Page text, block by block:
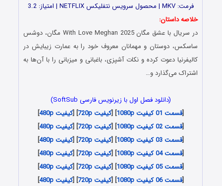
فرمت: MKV | محصول سرویس نتفلیکس NETFLIX | امتیاز: 3.2
خلاصه داستان:
در سریال با عشق مگان With Love Meghan 2025 مگان، دوشس
ساسکس، دوستان و مهمانان معروف خود را به عمارت زیبایش در
کالیفرنیا دعوت کرده و نکات آشپزی، باغبانی و میزبانی را با آن‌ها به
اشتراک می‌گذارد و…
(دانلود فصل اول با زیرنویس فارسی SoftSub)
[قسمت 01 کیفیت 1080p ] [کیفیت 720p ] [کیفیت 480p
]
[قسمت 02 کیفیت 1080p ] [کیفیت 720p ] [کیفیت 480p
]
[قسمت 03 کیفیت 1080p ] [کیفیت 720p ] [کیفیت 480p
]
[قسمت 04 کیفیت 1080p ] [کیفیت 720p ] [کیفیت 480p
]
[قسمت 05 کیفیت 1080p ] [کیفیت 720p ] [کیفیت 480p
]
[قسمت 06 کیفیت 1080p ] [کیفیت 720p ] [کیفیت 480p
]